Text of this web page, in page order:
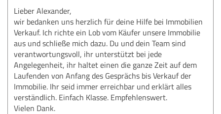
Lieber Alexander,
wir bedanken uns herzlich für deine Hilfe bei Immobilien
Verkauf. Ich richte ein Lob vom Käufer unsere Immobilie
aus und schließe mich dazu. Du und dein Team sind
verantwortungsvoll, ihr unterstützt bei jede
Angelegenheit, ihr haltet einen die ganze Zeit auf dem
Laufenden von Anfang des Gesprächs bis Verkauf der
Immobilie. Ihr seid immer erreichbar und erklärt alles
verständlich. Einfach Klasse. Empfehlenswert.
Vielen Dank.